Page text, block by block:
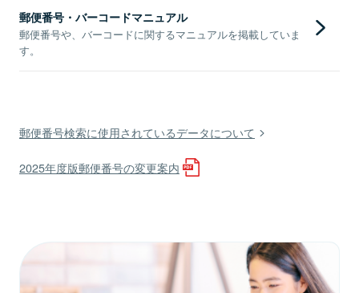
郵便番号・バーコードマニュアル
郵便番号や、バーコードに関するマニュアルを掲載していま
す。
郵便番号検索に使用されているデータについて
2025年度版郵便番号の変更案内